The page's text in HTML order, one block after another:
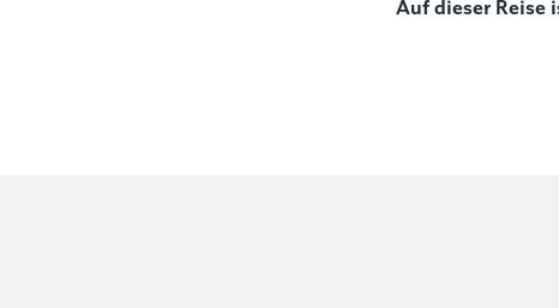
Auf dieser Reise